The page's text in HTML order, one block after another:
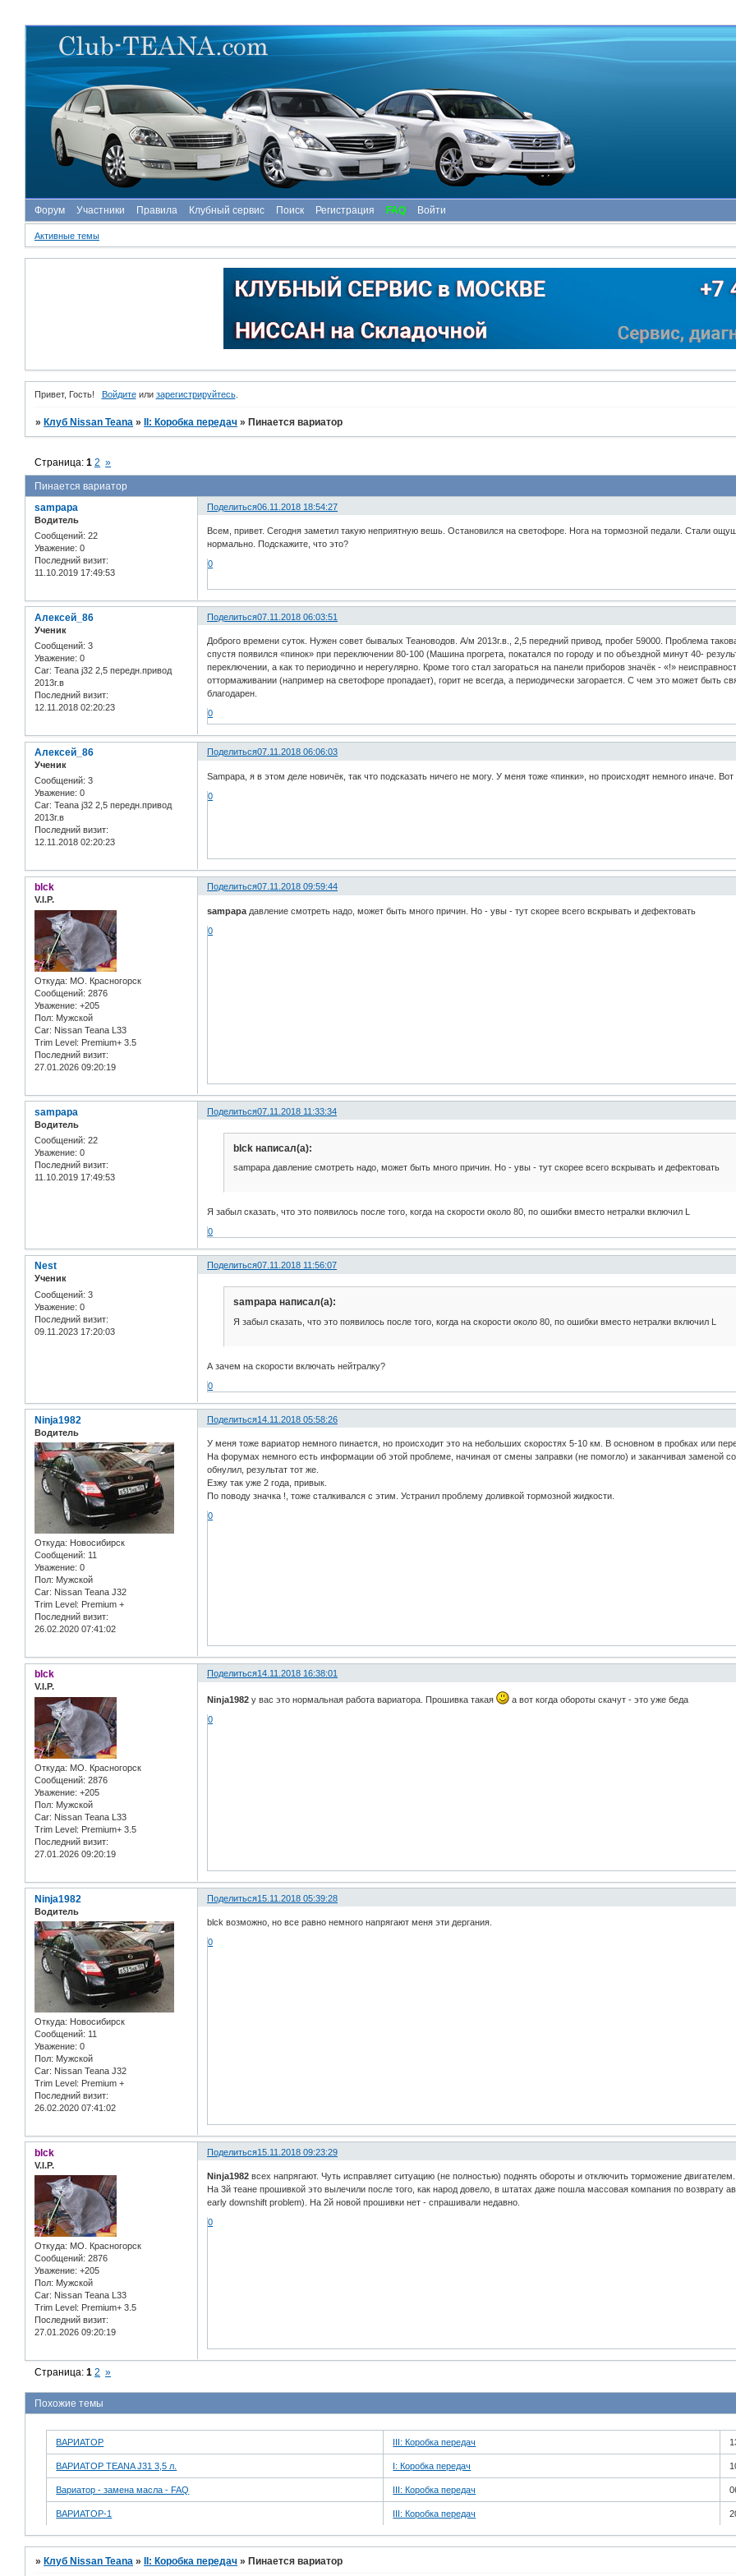
Форум Участники Правила Клубный сервис Поиск Регистрация FAQ Войти
Активные темы
Привет, Гость! Войдитеили зарегистрируйтесь.
» Клуб Nissan Teana » II: Коробка передач » Пинается вариатор
Пинается вариатор
Страница:1 2 »
Поделиться06.11.2018 18:54:27
sampapa
Водитель
Сообщений: 22
Уважение: 0
Последний визит:
11.10.2019 17:49:53
Всем, привет. Сегодня заметил такую неприятную вешь. Остановился на светофоре. Нога на тормозной педали. Стали
нормально. Подскажите, что это?
0
Поделиться07.11.2018 06:03:51
Алексей_86
Ученик
Сообщений: 3
Уважение: 0
Car: Teana j32 2,5 передн.привод
2013г.в
Последний визит:
12.11.2018 02:20:23
Доброго времени суток. Нужен совет бывалых Теановодов. А/м 2013г.в., 2,5 передний привод, пробег 59000. Проблема
спустя появился «пинок» при переключении 80-100 (Машина прогрета, покатался по городу и по объездной минут 40-
переключении, а как то периодично и нерегулярно. Кроме того стал загораться на панели приборов значёк - «!»
оттормаживании (например на светофоре пропадает), горит не всегда, а периодически загорается. С чем это может быть
благодарен.
0
Поделиться07.11.2018 06:06:03
Алексей_86
Ученик
Сообщений: 3
Уважение: 0
Car: Teana j32 2,5 передн.привод
2013г.в
Последний визит:
12.11.2018 02:20:23
Sampapa, я в этом деле новичёк, так что подсказать ничего не могу. У меня тоже «пинки», но происходят немного иначе.
0
Поделиться07.11.2018 09:59:44
blck
V.I.P.
Откуда: МО. Красногорск
Сообщений: 2876
Уважение: +205
Пол: Мужской
Car: Nissan Teana L33
Trim Level: Premium+ 3.5
Последний визит:
27.01.2026 09:20:19
sampapa давление смотреть надо, может быть много причин. Но - увы - тут скорее всего вскрывать и дефектовать
0
Поделиться07.11.2018 11:33:34
sampapa
Водитель
Сообщений: 22
Уважение: 0
Последний визит:
11.10.2019 17:49:53
blck написал(а):
sampapa давление смотреть надо, может быть много причин. Но - увы - тут скорее всего вскрывать и дефектовать
Я забыл сказать, что это появилось после того, когда на скорости около 80, по ошибки вместо нетралки включил L
0
Поделиться07.11.2018 11:56:07
Nest
Ученик
Сообщений: 3
Уважение: 0
Последний визит:
09.11.2023 17:20:03
sampapa написал(а):
Я забыл сказать, что это появилось после того, когда на скорости около 80, по ошибки вместо нетралки включил L
А зачем на скорости включать нейтралку?
0
Поделиться14.11.2018 05:58:26
Ninja1982
Водитель
Откуда: Новосибирск
Сообщений: 11
Уважение: 0
Пол: Мужской
Car: Nissan Teana J32
Trim Level: Premium +
Последний визит:
26.02.2020 07:41:02
У меня тоже вариатор немного пинается, но происходит это на небольших скоростях 5-10 км. В основном в пробках или
На форумах немного есть информации об этой проблеме, начиная от смены заправки (не помогло) и заканчивая заменой
обнулил, результат тот же.
Езжу так уже 2 года, привык.
По поводу значка !, тоже сталкивался с этим. Устранил проблему доливкой тормозной жидкости.
0
Поделиться14.11.2018 16:38:01
blck
V.I.P.
Откуда: МО. Красногорск
Сообщений: 2876
Уважение: +205
Пол: Мужской
Car: Nissan Teana L33
Trim Level: Premium+ 3.5
Последний визит:
27.01.2026 09:20:19
Ninja1982 у вас это нормальная работа вариатора. Прошивка такая
а вот когда обороты скачут - это уже беда
0
Поделиться15.11.2018 05:39:28
Ninja1982
Водитель
Откуда: Новосибирск
Сообщений: 11
Уважение: 0
Пол: Мужской
Car: Nissan Teana J32
Trim Level: Premium +
Последний визит:
26.02.2020 07:41:02
blck возможно, но все равно немного напрягают меня эти дергания.
0
Поделиться15.11.2018 09:23:29
blck
V.I.P.
Откуда: МО. Красногорск
Сообщений: 2876
Уважение: +205
Пол: Мужской
Car: Nissan Teana L33
Trim Level: Premium+ 3.5
Последний визит:
27.01.2026 09:20:19
Ninja1982 всех напрягают. Чуть исправляет ситуацию (не полностью) поднять обороты и отключить торможение
На 3й теане прошивкой это вылечили после того, как народ довело, в штатах даже пошла массовая компания по возврату
early downshift problem). На 2й новой прошивки нет - спрашивали недавно.
0
Страница:1 2 »
Похожие темы
ВАРИАТОР III: Коробка передач
ВАРИАТОР TEANA J31 3,5 л. I: Коробка передач
Вариатор - замена масла - FAQ III: Коробка передач
ВАРИАТОР-1 III: Коробка передач
»Клуб Nissan Teana »II: Коробка передач »Пинается вариатор